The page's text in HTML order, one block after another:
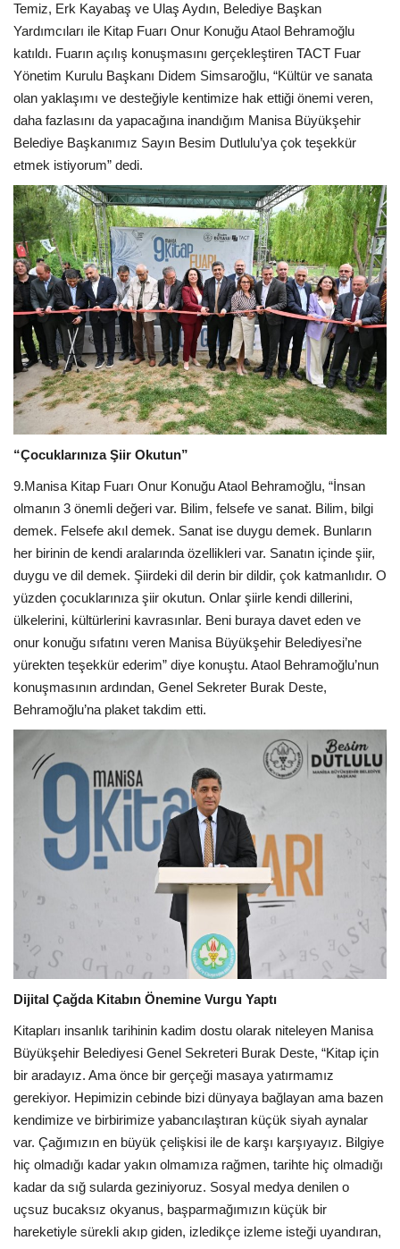
Temiz, Erk Kayabaş ve Ulaş Aydın, Belediye Başkan
Yardımcıları ile Kitap Fuarı Onur Konuğu Ataol Behramoğlu
katıldı. Fuarın açılış konuşmasını gerçekleştiren TACT Fuar
Yönetim Kurulu Başkanı Didem Simsaroğlu, “Kültür ve sanata
olan yaklaşımı ve desteğiyle kentimize hak ettiği önemi veren,
daha fazlasını da yapacağına inandığım Manisa Büyükşehir
Belediye Başkanımız Sayın Besim Dutlulu’ya çok teşekkür
etmek istiyorum” dedi.
“Çocuklarınıza Şiir Okutun”
9.Manisa Kitap Fuarı Onur Konuğu Ataol Behramoğlu, “İnsan
olmanın 3 önemli değeri var. Bilim, felsefe ve sanat. Bilim, bilgi
demek. Felsefe akıl demek. Sanat ise duygu demek. Bunların
her birinin de kendi aralarında özellikleri var. Sanatın içinde şiir,
duygu ve dil demek. Şiirdeki dil derin bir dildir, çok katmanlıdır. O
yüzden çocuklarınıza şiir okutun. Onlar şiirle kendi dillerini,
ülkelerini, kültürlerini kavrasınlar. Beni buraya davet eden ve
onur konuğu sıfatını veren Manisa Büyükşehir Belediyesi’ne
yürekten teşekkür ederim” diye konuştu. Ataol Behramoğlu’nun
konuşmasının ardından, Genel Sekreter Burak Deste,
Behramoğlu’na plaket takdim etti.
Dijital Çağda Kitabın Önemine Vurgu Yaptı
Kitapları insanlık tarihinin kadim dostu olarak niteleyen Manisa
Büyükşehir Belediyesi Genel Sekreteri Burak Deste, “Kitap için
bir aradayız. Ama önce bir gerçeği masaya yatırmamız
gerekiyor. Hepimizin cebinde bizi dünyaya bağlayan ama bazen
kendimize ve birbirimize yabancılaştıran küçük siyah aynalar
var. Çağımızın en büyük çelişkisi ile de karşı karşıyayız. Bilgiye
hiç olmadığı kadar yakın olmamıza rağmen, tarihte hiç olmadığı
kadar da sığ sularda geziniyoruz. Sosyal medya denilen o
uçsuz bucaksız okyanus, başparmağımızın küçük bir
hareketiyle sürekli akıp giden, izledikçe izleme isteği uyandıran,